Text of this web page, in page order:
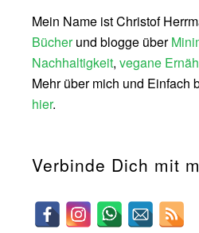
Mein Name ist Christof
Bücherund blogge über
Nachhaltigkeit, vegane
Mehr über mich und Einfach
hier.
Verbinde Dich mit